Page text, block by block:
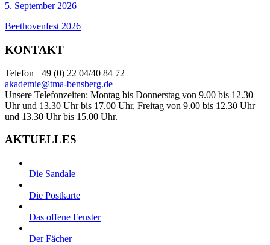
5. September 2026
Beethovenfest 2026
KONTAKT
Telefon +49 (0) 22 04/40 84 72
akademie@tma-bensberg.de
Unsere Telefonzeiten: Montag bis Donnerstag von 9.00 bis 12.30
Uhr und 13.30 Uhr bis 17.00 Uhr, Freitag von 9.00 bis 12.30 Uhr
und 13.30 Uhr bis 15.00 Uhr.
AKTUELLES
Die Sandale
Die Postkarte
Das offene Fenster
Der Fächer